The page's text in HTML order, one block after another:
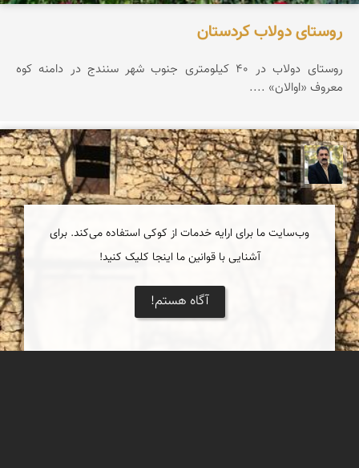
روستای دولاب کردستان
روستای دولاب در 40 کیلومتری جنوب شهر سنندج در دامنه کوه
معروف «اوالان» ....
عدنان مرادی
وب‌سایت ما برای ارایه خدمات از کوکی استفاده می‌کند. برای
آشنایی با قوانین ما اینجا کلیک کنید!
آگاه هستم!